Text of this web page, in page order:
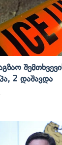
2 Დაშავდა